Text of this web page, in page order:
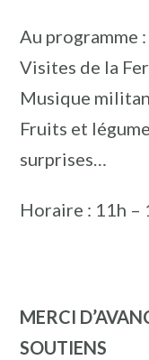
Au programme :
Visites de la
Musique
Fruits et
surprises…
Horaire : 11h –
MERCI
SOUTIENS